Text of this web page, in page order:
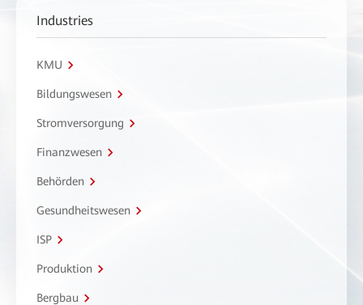
Industries
KMU
Bildungswesen
Stromversorgung
Finanzwesen
Behörden
Gesundheitswesen
ISP
Produktion
Bergbau